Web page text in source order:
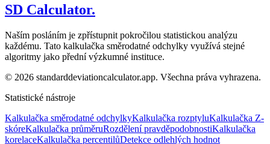
SD Calculator.
Naším posláním je zpřístupnit pokročilou statistickou analýzu
každému. Tato kalkulačka směrodatné odchylky využívá stejné
algoritmy jako přední výzkumné instituce.
© 2026 standarddeviationcalculator.app. Všechna práva vyhrazena.
Statistické nástroje
Kalkulačka směrodatné odchylkyKalkulačka rozptyluKalkulačka Z-
skóreKalkulačka průměruRozdělení pravděpodobnostiKalkulačka
korelaceKalkulačka percentilůDetekce odlehlých hodnot